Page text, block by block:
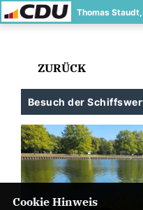
Thomas
ZURÜCK
Besuch der
Cookie Hinweis